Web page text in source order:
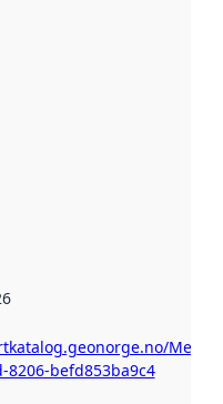
8206-befd853ba9c4